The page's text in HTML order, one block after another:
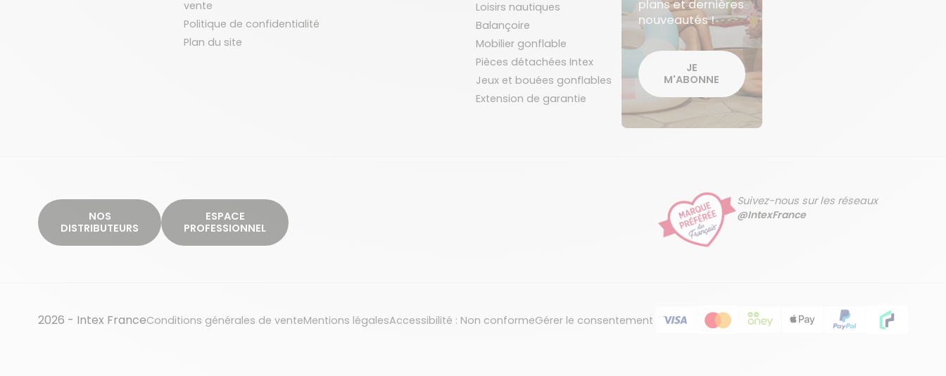
vente
Politique de confidentialité
Plan du site
Loisirs nautiques
Balançoire
Mobilier gonflable
Pièces détachées Intex
Jeux et bouées gonflables
Extension de garantie
plans et dernières
nouveautés !
JE
M'ABONNE
NOS
DISTRIBUTEURS
ESPACE
PROFESSIONNEL
Suivez-nous sur les réseaux
@IntexFrance
2026 - Intex FranceConditions générales de venteMentions légalesAccessibilité : Non conformeGérer le consentement